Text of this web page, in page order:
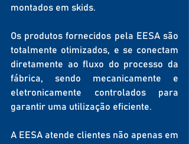
montados em skids.
Os produtos fornecidos pela EESA são
totalmente otimizados, e se conectam
diretamente ao fluxo do processo da
fábrica, sendo mecanicamente e
eletronicamente controlados para
garantir uma utilização eficiente.
A EESA atende clientes não apenas em